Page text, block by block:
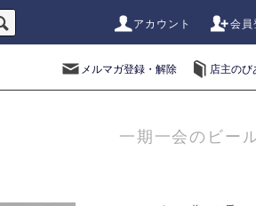
アカウント 会員
メルマガ登録・解除 店主のび
一期一会のビー